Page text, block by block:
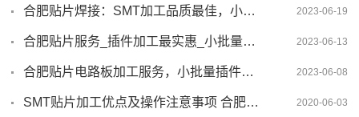
2023-06-19
合肥贴片焊接：SMT加工品质最佳，小批量插件加工首选
2023-06-13
合肥贴片服务_插件加工最实惠_小批量SMT贴片
2023-06-08
合肥贴片电路板加工服务，小批量插件加工首选
2020-06-03
SMT贴片加工优点及操作注意事项 合肥贴片加工厂